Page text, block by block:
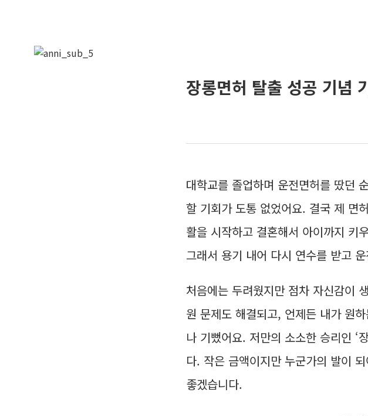
장롱면허 탈출 성공 기념
대학교를 졸업하며 운전면허를 땄던
할 기회가 도통 없었어요. 결국 제 면
활을 시작하고 결혼해서 아이까지 키
그래서 용기 내어 다시 연수를 받고
처음에는 두려웠지만 점차 자신감이
원 문제도 해결되고, 언제든 내가 원
나 기뻤어요. 저만의 소소한 승리인 ‘
다. 작은 금액이지만 누군가의 발이
좋겠습니다.